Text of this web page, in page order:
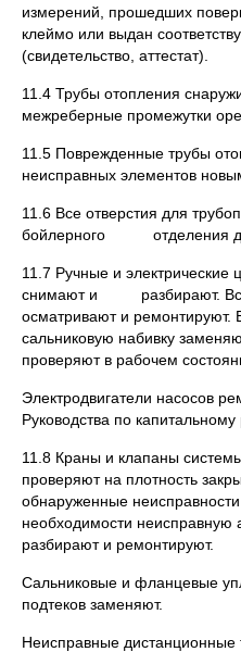
измерений, прошедших
клеймо или выдан
(свидетельство, аттестат).
11.4 Трубы отопления
межреберные промежутки
11.5 Поврежденные трубы
неисправных элементов
11.6 Все отверстия для
бойлерного отделения
11.7 Ручные и электрические
снимают и разбирают. Все
осматривают и
сальниковую набивку
проверяют в рабочем
Электродвигатели насосов
Руководства по
11.8 Краны и клапаны
проверяют на плотность
обнаруженные
необходимости неисправную
разбирают и ремонтируют.
Сальниковые и фланцевые
подтеков заменяют.
Неисправные